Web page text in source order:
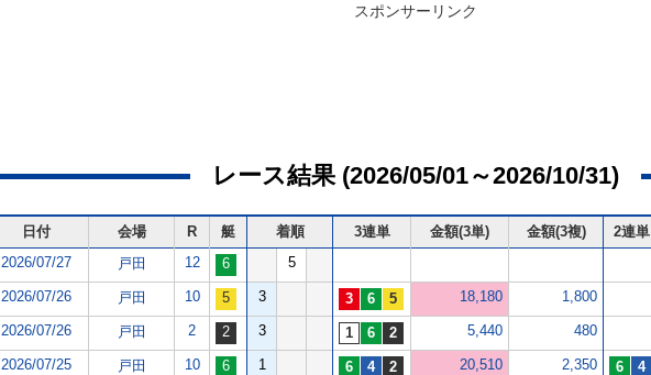
スポンサーリンク
レース結果 (2026/05/01～2026/10/31)
日付 会場 R 艇 着順 3連単 金額(3単) 金額(3複) 2連単
2026/07/27
戸田 12 5
2026/07/26 戸田 10 3 18,180 1,800
2026/07/26 戸田 2 3 5,440 480
2026/07/25 戸田 10 1 20,510 2,350